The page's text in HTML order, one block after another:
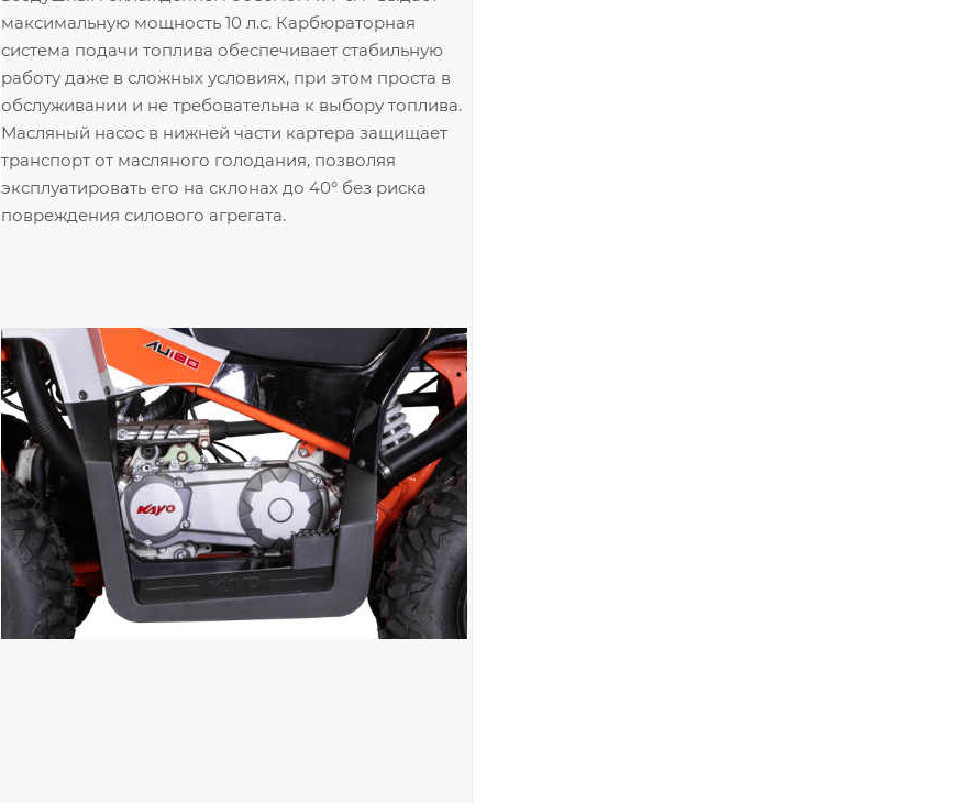
максимальную мощность 10 л.с. Карбюраторная
система подачи топлива обеспечивает стабильную
работу даже в сложных условиях, при этом проста в
обслуживании и не требовательна к выбору топлива.
Масляный насос в нижней части картера защищает
транспорт от масляного голодания, позволяя
эксплуатировать его на склонах до 40° без риска
повреждения силового агрегата.